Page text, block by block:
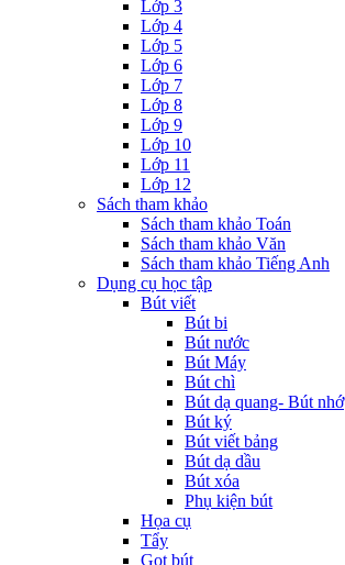
Lớp 3
Lớp 4
Lớp 5
Lớp 6
Lớp 7
Lớp 8
Lớp 9
Lớp 10
Lớp 11
Lớp 12
Sách tham khảo
Sách tham khảo Toán
Sách tham khảo Văn
Sách tham khảo Tiếng Anh
Dụng cụ học tập
Bút viết
Bút bi
Bút nước
Bút Máy
Bút chì
Bút dạ quang- Bút nhớ
Bút ký
Bút viết bảng
Bút dạ dầu
Bút xóa
Phụ kiện bút
Họa cụ
Tẩy
Gọt bút